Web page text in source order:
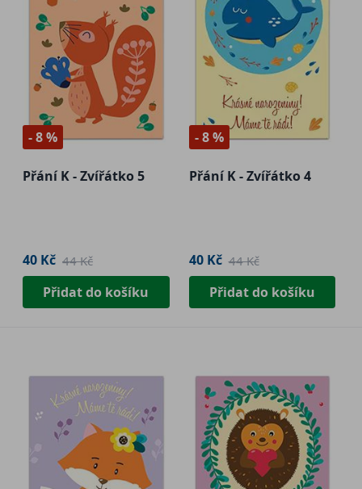
- 8 %
Přání K - Zvířátko 5
40 Kč 44 Kč
Přidat do košíku
- 8 %
Přání K - Zvířátko 4
40 Kč 44 Kč
Přidat do košíku